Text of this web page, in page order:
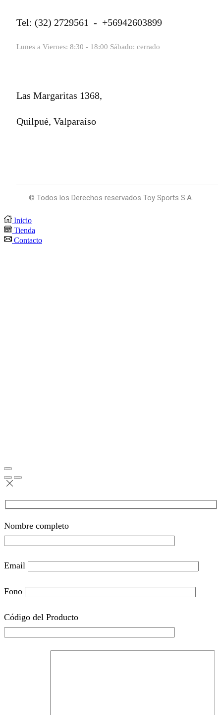
Tel: (32) 2729561 - +56942603899
Lunes a Viernes: 8:30 - 18:00 Sábado: cerrado
Las Margaritas 1368,
Quilpué, Valparaíso
© Todos los Derechos reservados Toy Sports S.A.
Inicio
Tienda
Contacto
Nombre completo
Email
Fono
Código del Producto